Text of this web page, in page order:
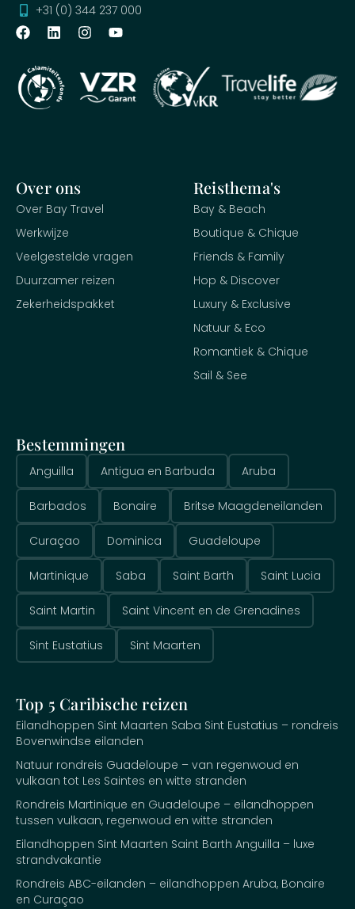
+31 (0) 344 237 000
Over ons
Over Bay Travel
Werkwijze
Veelgestelde vragen
Duurzamer reizen
Zekerheidspakket
Reisthema's
Bay & Beach
Boutique & Chique
Friends & Family
Hop & Discover
Luxury & Exclusive
Natuur & Eco
Romantiek & Chique
Sail & See
Bestemmingen
Anguilla Antigua en Barbuda Aruba
Barbados Bonaire Britse Maagdeneilanden
Curaçao Dominica Guadeloupe
Martinique Saba Saint Barth Saint Lucia
Saint Martin Saint Vincent en de Grenadines
Sint Eustatius Sint Maarten
Top 5 Caribische reizen
Eilandhoppen Sint Maarten Saba Sint Eustatius – rondreis
Bovenwindse eilanden
Natuur rondreis Guadeloupe – van regenwoud en
vulkaan tot Les Saintes en witte stranden
Rondreis Martinique en Guadeloupe – eilandhoppen
tussen vulkaan, regenwoud en witte stranden
Eilandhoppen Sint Maarten Saint Barth Anguilla – luxe
strandvakantie
Rondreis ABC-eilanden – eilandhoppen Aruba, Bonaire
en Curaçao